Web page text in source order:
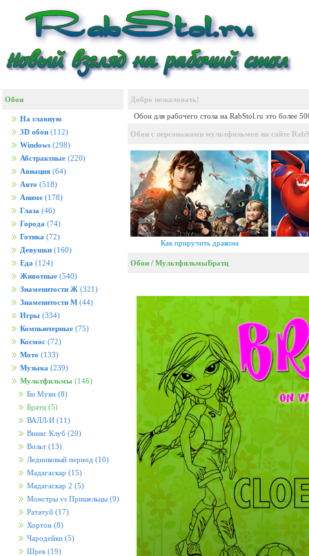
Обои
На главную
3D обои (112)
Windows (298)
Абстрактные (220)
Авиация (64)
Авто (518)
Аниме (178)
Глаза (46)
Города (74)
Готика (72)
Девушки (160)
Еда (124)
Животные (540)
Знаменитости Ж (321)
Знаменитости М (44)
Игры (334)
Компьютерные (75)
Космос (72)
Мото (133)
Музыка (239)
Мультфильмы (146)
Би Муви (8)
Братц (5)
ВАЛЛ-И (11)
Винкс Клуб (20)
Вольт (13)
Ледниковый период (10)
Мадагаскар (15)
Мадагаскар 2 (5)
Монстры vs Пришельцы (9)
Рататуй (17)
Хортон (8)
Чародейки (5)
Шрек (19)
Добро пожаловать!
Обои для рабочего стола на RabStol.ru это более
Обои с персонажами мультфильмов на сайте
Как приручить дракона
Обои / МультфильмыБратц